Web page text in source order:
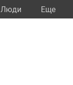
Люди Eще